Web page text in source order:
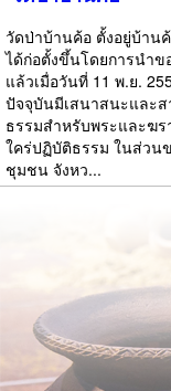
วัดป่าบ้านค้อ ตั้งอยู่บ้าน
ได้ก่อตั้งขึ้นโดยการนำข
แล้วเมื่อวันที่ 11 พ.ย.
ปัจจุบันมีเสนาสนะและ
ธรรมสำหรับพระและฆร
ใคร่ปฏิบัติธรรม ในส่วน
ชุมชน จังหว...